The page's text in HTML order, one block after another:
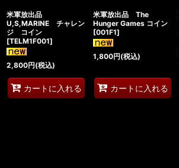
米軍放出品
U,S,MARINE チャレン
ジ コイン
[TELM1F001]
2,800円(税込)
カートに入れる
米軍放出品 The
Hunger Games コイン
[001F1]
1,800円(税込)
カートに入れる